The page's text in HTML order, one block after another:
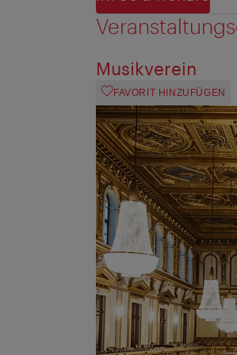
Musikverein
FAVORIT HINZUFÜGEN